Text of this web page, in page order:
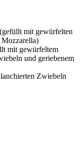
mit gewürfelten
mit gewürfeltem
und geriebenem
Zwiebeln